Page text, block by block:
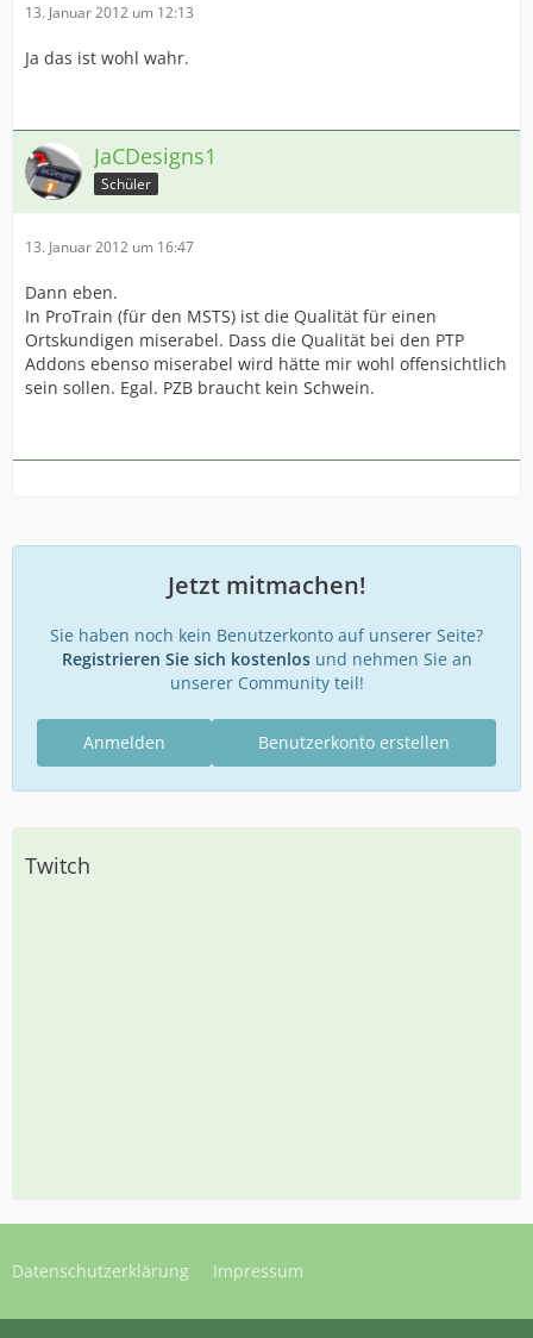
13. Januar 2012 um 12:13
Ja das ist wohl wahr.
JaCDesigns1
Schüler
13. Januar 2012 um 16:47
Dann eben.
In ProTrain (für den MSTS) ist die Qualität für einen
Ortskundigen miserabel. Dass die Qualität bei den PTP
Addons ebenso miserabel wird hätte mir wohl offensichtlich
sein sollen. Egal. PZB braucht kein Schwein.
Jetzt mitmachen!
Sie haben noch kein Benutzerkonto auf unserer Seite?
Registrieren Sie sich kostenlosund nehmen Sie an
unserer Community teil!
Benutzerkonto erstellen
Anmelden
Twitch
Datenschutzerklärung Impressum